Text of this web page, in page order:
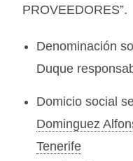
PROVEEDORES”.
Denominación
Duque
Domicio social
Dominguez
Tenerife